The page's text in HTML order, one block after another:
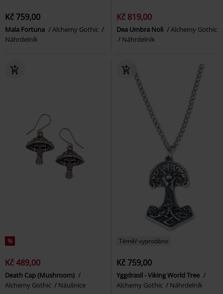
Kč 759,00
Mala Fortuna
Alchemy Gothic
Náhrdelník
Kč 819,00
Dea Umbra Noli
Alchemy Gothic
Náhrdelník
%
Kč 489,00
Death Cap (Mushroom)
Alchemy Gothic
Náušnice
Téměř vyprodáno
Kč 759,00
Yggdrasil - Viking World Tree
Alchemy Gothic
Náhrdelník